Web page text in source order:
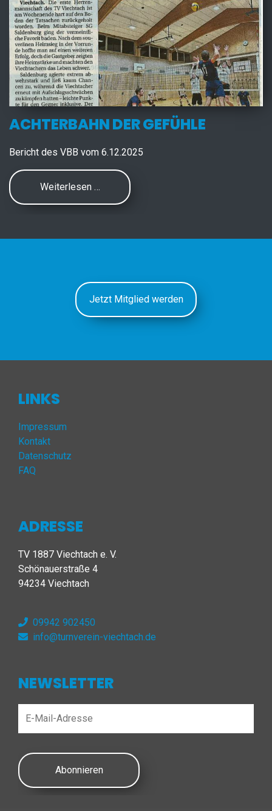
ACHTERBAHN DER GEFÜHLE
Bericht des VBB vom 6.12.2025
Weiterlesen …
Jetzt Mitglied werden
LINKS
Impressum
Kontakt
Datenschutz
FAQ
ADRESSE
TV 1887 Viechtach e. V.
Schönauerstraße 4
94234 Viechtach
09942 902450
info@turnverein-viechtach.de
NEWSLETTER
Abonnieren